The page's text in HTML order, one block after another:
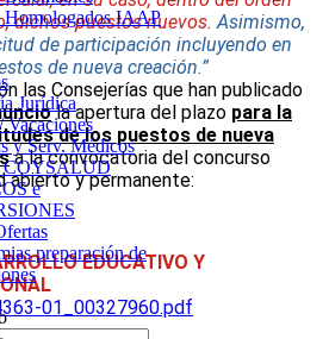
Homologados IAAP
Jurídica
Vacaciones
y Serv. Médicos
COYSALUD
e
preparación de
dichos puestos nuevos. Asimismo,
de participación incluyendo en
de nueva creación.”
las Consejerías que han publicado
la apertura del plazo para la
de los puestos de nueva
a la convocatoria del concurso
abierto y permanente:
EDUCATIVO Y
01_00327960.pdf